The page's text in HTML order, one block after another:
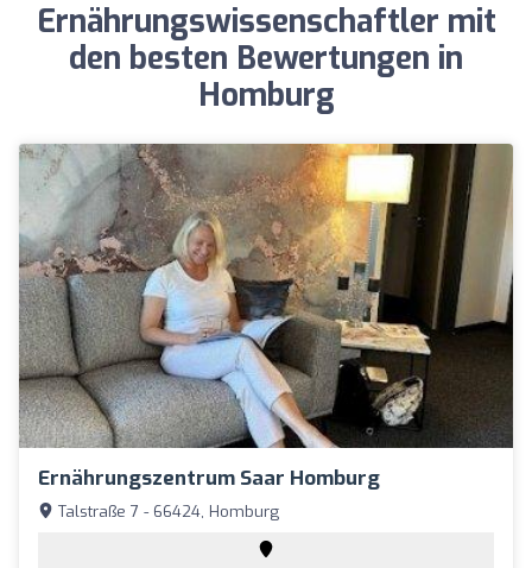
Ernährungswissenschaftler mit
den besten Bewertungen in
Homburg
Ernährungszentrum Saar Homburg
Talstraße 7 - 66424, Homburg